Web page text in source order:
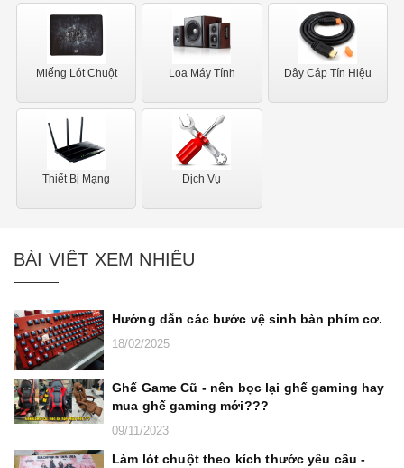
Miếng Lót Chuột Loa Máy Tính Dây Cáp Tín Hiệu
Thiết Bị Mạng Dịch Vụ
BÀI VIẾT XEM NHIỀU
Hướng dẫn các bước vệ sinh bàn phím cơ.
18/02/2025
Ghế Game Cũ - nên bọc lại ghế gaming hay
mua ghế gaming mới???
09/11/2023
Làm lót chuột theo kích thước yêu cầu -